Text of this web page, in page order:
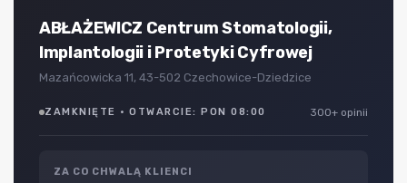
ABŁAŻEWICZ Centrum Stomatologii,
Implantologii i Protetyki Cyfrowej
Mazańcowicka 11, 43-502 Czechowice-Dziedzice
ZAMKNIĘTE · OTWARCIE: PON 08:00 300+ opinii
ZA CO CHWALĄ KLIENCI